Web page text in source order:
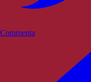
Commenta